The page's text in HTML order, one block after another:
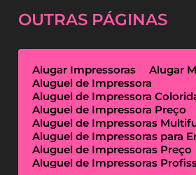
OUTRAS PÁGINAS
Alugar Impressoras
Alugar
Aluguel de Impressora
Aluguel de Impressora
Aluguel de Impressora Preço
Aluguel de Impressoras
Aluguel de Impressoras para
Aluguel de Impressoras Preço
Aluguel de Impressoras